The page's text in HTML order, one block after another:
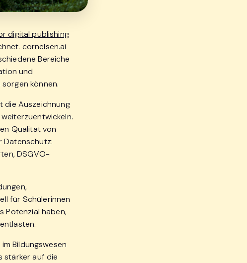
digital publishing
cornelsen.ai
Bereiche
und
können.
die Auszeichnung
Qualität von
Datenschutz:
DSGVO-
für Schülerinnen
Potenzial haben,
Bildungswesen
stärker auf die